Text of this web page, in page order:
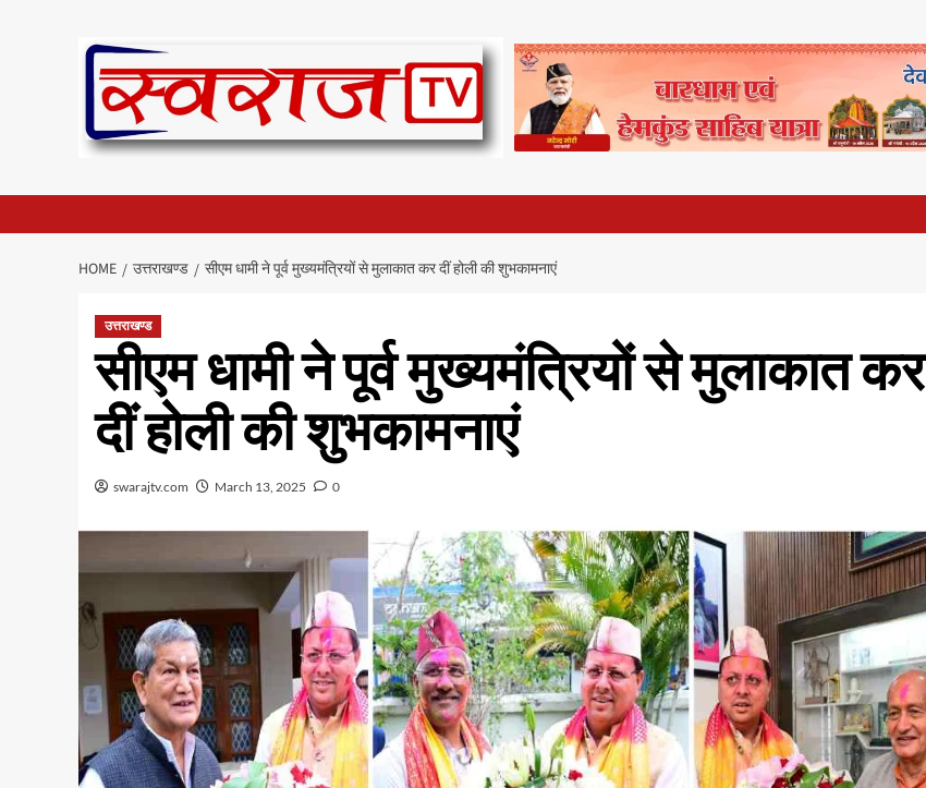
HOME उत्तराखण्ड सीएम धामी ने पूर्व मुख्यमंत्रियों से मुलाकात कर दीं होली की शुभकामनाएं
उत्तराखण्ड
सीएम धामी ने पूर्व मुख्यमंत्रियों से मुलाकात कर
दीं होली की शुभकामनाएं
swarajtv.com March 13, 2025 0